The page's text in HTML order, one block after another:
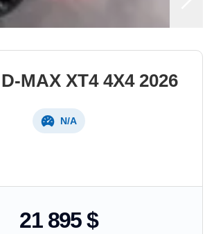
D-MAX XT4 4X4 2026
N/A
21 895 $